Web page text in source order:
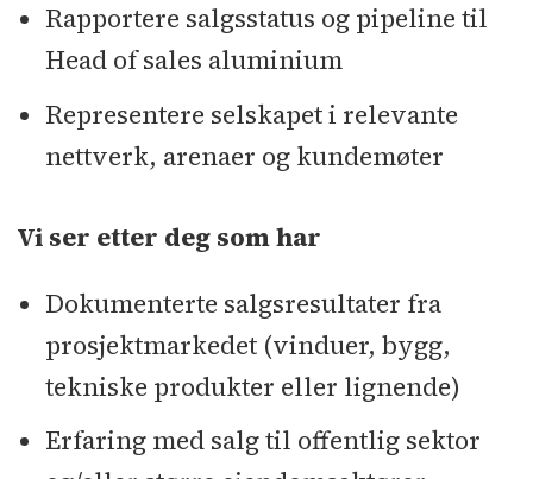
Rapportere salgsstatus og pipeline til
Head of sales aluminium
Representere selskapet i relevante
nettverk, arenaer og kundemøter
Vi ser etter deg som har
Dokumenterte salgsresultater fra
prosjektmarkedet (vinduer, bygg,
tekniske produkter eller lignende)
Erfaring med salg til offentlig sektor